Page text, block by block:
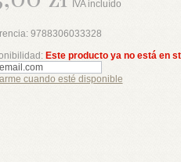
IVA incluído
9788306033328
Este producto ya no está en
cuando esté disponible